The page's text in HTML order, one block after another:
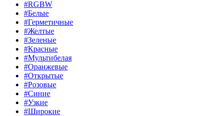
#RGBW
#Белые
#Герметичные
#Желтые
#Зеленые
#Красные
#Мультибелая
#Оранжевые
#Открытые
#Розовые
#Синие
#Узкие
#Широкие